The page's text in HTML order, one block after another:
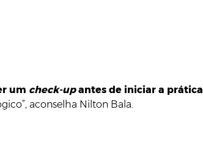
um check-upantes de iniciar a prática
aconselha Nilton Bala.